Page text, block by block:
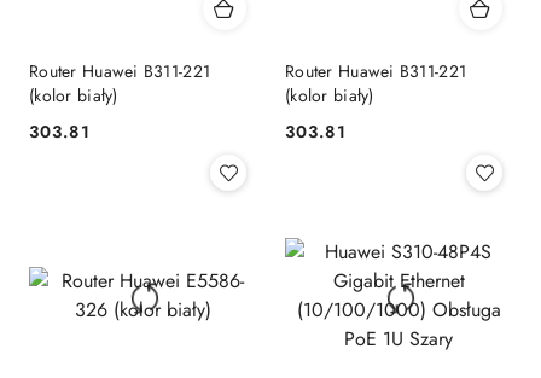
Router Huawei B311-221
(kolor biały)
Cena:
303.81
Router Huawei B311-221
(kolor biały)
Cena:
303.81